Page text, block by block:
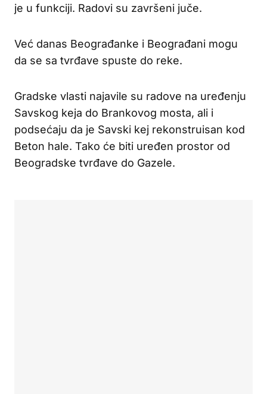
je u funkciji. Radovi su završeni juče.
Već danas Beograđanke i Beograđani mogu
da se sa tvrđave spuste do reke.
Gradske vlasti najavile su radove na uređenju
Savskog keja do Brankovog mosta, ali i
podsećaju da je Savski kej rekonstruisan kod
Beton hale. Tako će biti uređen prostor od
Beogradske tvrđave do Gazele.